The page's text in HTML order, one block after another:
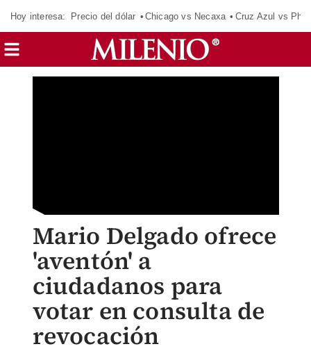
Hoy interesa: Precio del dólar Chicago vs Necaxa Cruz Azul vs
Mario Delgado ofrece
'aventón' a
ciudadanos para
votar en consulta de
revocación